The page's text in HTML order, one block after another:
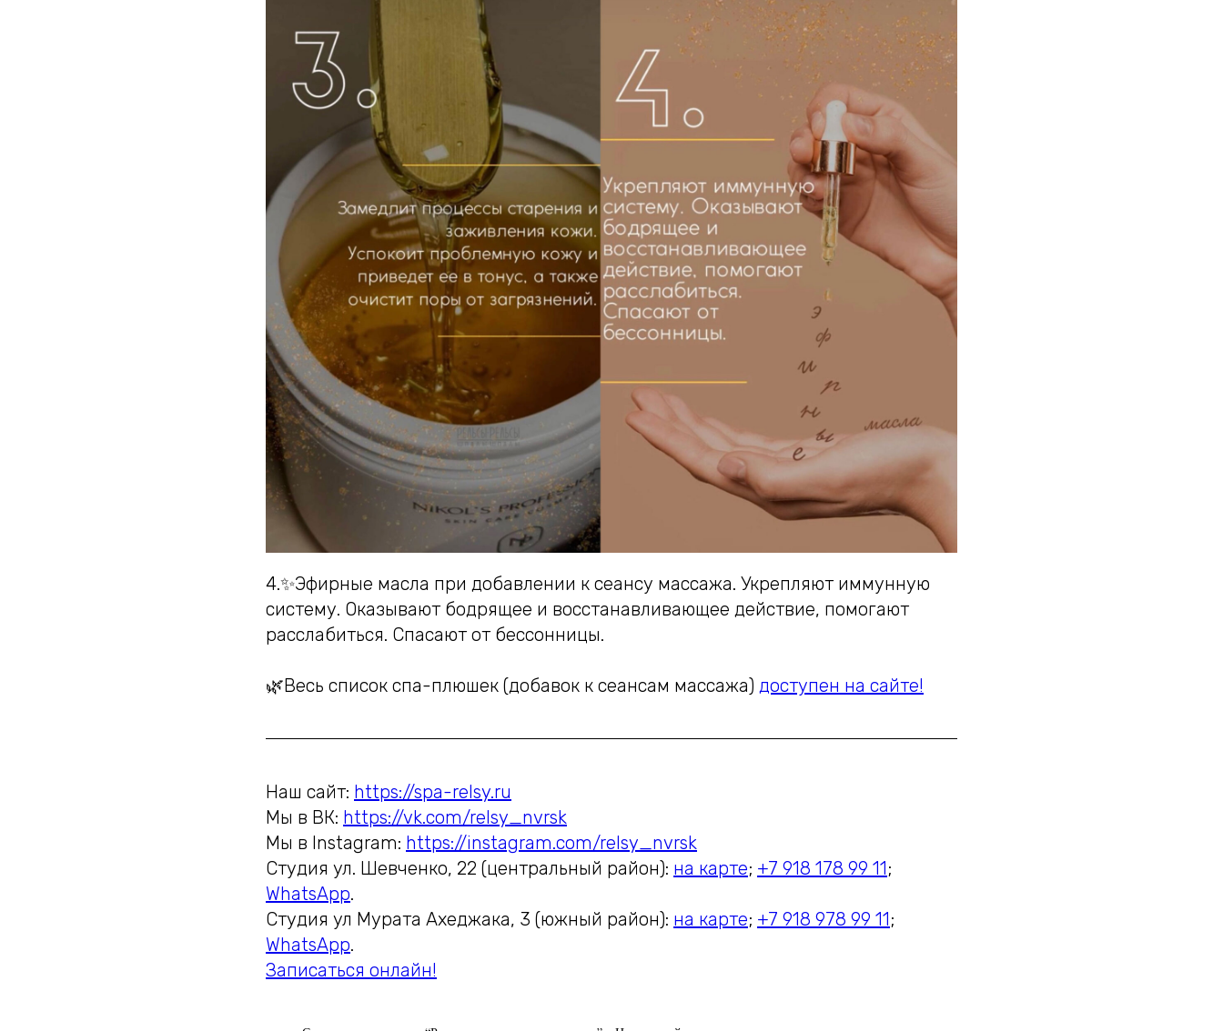
4.✨Эфирные масла при добавлении к сеансу массажа. Укрепляют иммунную
систему. Оказывают бодрящее и восстанавливающее действие, помогают
расслабиться. Спасают от бессонницы.
🌿Весь список спа-плюшек (добавок к сеансам массажа) доступен на сайте!
Наш сайт: https://spa-relsy.ru
Мы в ВК: https://vk.com/relsy_nvrsk
Мы в Instagram: https://instagram.com/relsy_nvrsk
Студия ул. Шевченко, 22 (центральный район): на карте; +7 918 178 99 11;
WhatsApp.
Студия ул Мурата Ахеджака, 3 (южный район): на карте; +7 918 978 99 11;
WhatsApp.
Записаться онлайн!